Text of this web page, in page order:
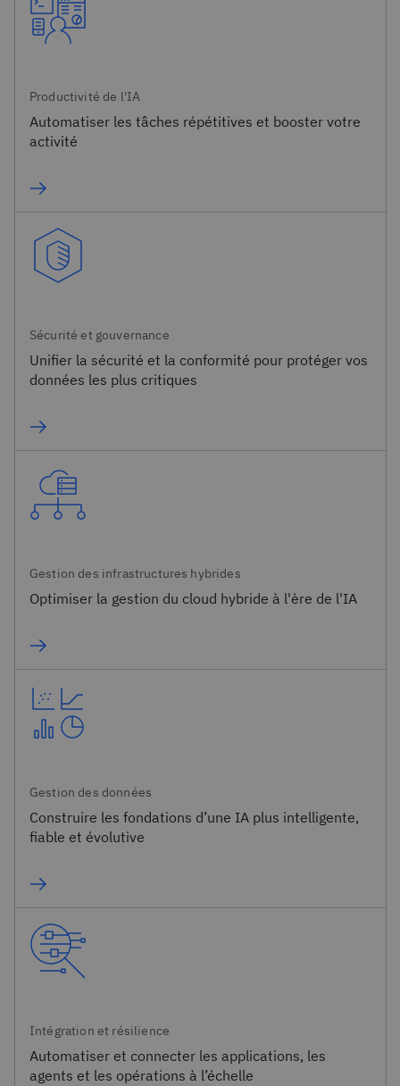
Productivité de l'IA
Automatiser les tâches répétitives et booster votre
activité
Sécurité et gouvernance
Unifier la sécurité et la conformité pour protéger vos
données les plus critiques
Gestion des infrastructures hybrides
Optimiser la gestion du cloud hybride​ à l'ère de l'IA
Gestion des données
Construire les fondations d’une IA plus intelligente,
fiable et évolutive​
Intégration et résilience
Automatiser et connecter les applications, les
agents et les opérations à l’échelle